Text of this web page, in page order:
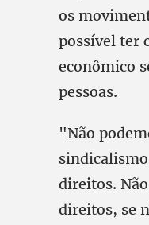
os
possível ter
econômico
pessoas.
"Não
direitos.
direitos, se